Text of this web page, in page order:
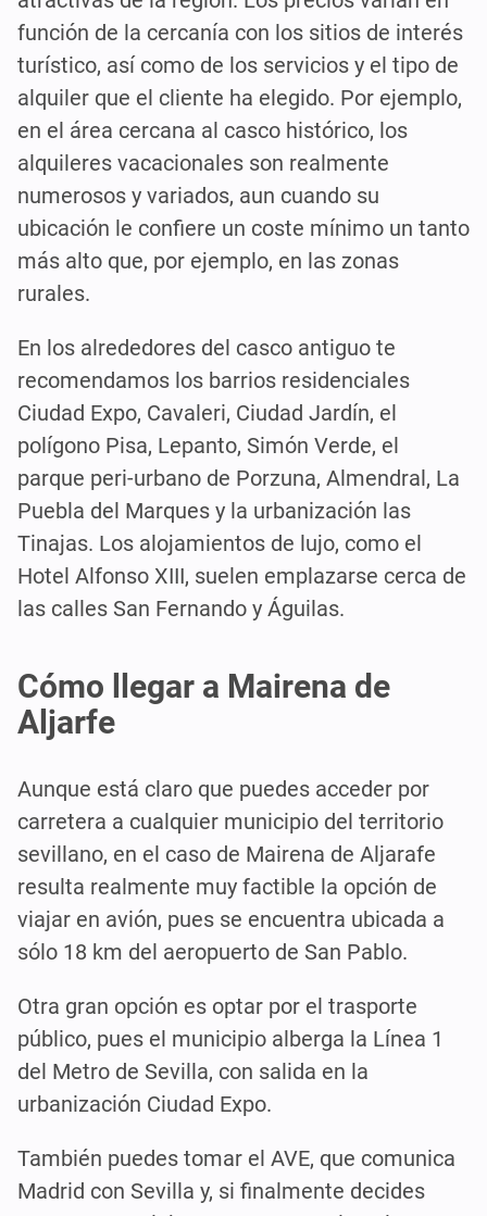
función de la cercanía con los sitios de interés
turístico, así como de los servicios y el tipo de
alquiler que el cliente ha elegido. Por ejemplo,
en el área cercana al casco histórico, los
alquileres vacacionales son realmente
numerosos y variados, aun cuando su
ubicación le confiere un coste mínimo un tanto
más alto que, por ejemplo, en las zonas
rurales.
En los alrededores del casco antiguo te
recomendamos los barrios residenciales
Ciudad Expo, Cavaleri, Ciudad Jardín, el
polígono Pisa, Lepanto, Simón Verde, el
parque peri-urbano de Porzuna, Almendral, La
Puebla del Marques y la urbanización las
Tinajas. Los alojamientos de lujo, como el
Hotel Alfonso XIII, suelen emplazarse cerca de
las calles San Fernando y Águilas.
Cómo llegar a Mairena de
Aljarfe
Aunque está claro que puedes acceder por
carretera a cualquier municipio del territorio
sevillano, en el caso de Mairena de Aljarafe
resulta realmente muy factible la opción de
viajar en avión, pues se encuentra ubicada a
sólo 18 km del aeropuerto de San Pablo.
Otra gran opción es optar por el trasporte
público, pues el municipio alberga la Línea 1
del Metro de Sevilla, con salida en la
urbanización Ciudad Expo.
También puedes tomar el AVE, que comunica
Madrid con Sevilla y, si finalmente decides